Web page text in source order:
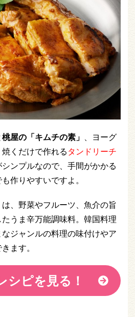
桃屋の「キムチの素」 、ヨーグ
くだけで作れるタンドリーチ
ンプルなので、手間がかかる
作りやすいですよ。
、野菜やフルーツ、魚介の旨
うま辛万能調味料。韓国料理
ジャンルの料理の味付けやア
ます。
シピを見る！